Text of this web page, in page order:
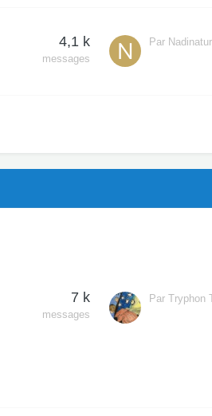
4,1 k
messages
Par
7 k
messages
Par Tryphon